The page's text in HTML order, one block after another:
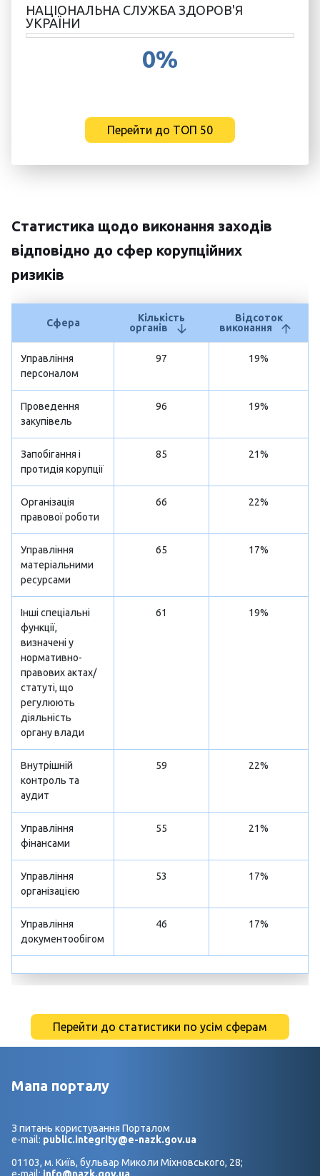
НАЦІОНАЛЬНА СЛУЖБА ЗДОРОВ'Я
УКРАЇНИ
0%
Перейти до ТОП 50
Статистика щодо виконання заходів
відповідно до сфер корупційних
ризиків
Сфера
Кількість
органів
Відсоток
виконання
Управління
персоналом
97 19%
Проведення
закупівель
96 19%
Запобігання і
протидія корупції
85 21%
Організація
правової роботи
66 22%
Управління
матеріальними
ресурсами
65 17%
Інші спеціальні
функції,
визначені у
нормативно-
правових актах/
статуті, що
регулюють
діяльність
органу влади
61 19%
Внутрішній
контроль та
аудит
59 22%
Управління
фінансами
55 21%
Управління
організацією
53 17%
Управління
документообігом
46 17%
Перейти до статистики по усім сферам
Мапа порталу
З питань користування Порталом
e-mail: public.integrity@e-nazk.gov.ua
01103, м. Київ, бульвар Миколи Міхновського, 28;